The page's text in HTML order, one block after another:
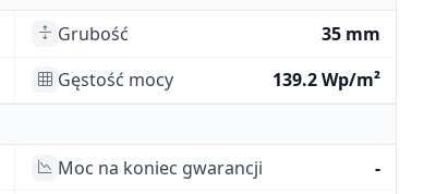
Grubość
35 mm
Gęstość mocy 139.2 Wp/m²
Moc na koniec gwarancji
-